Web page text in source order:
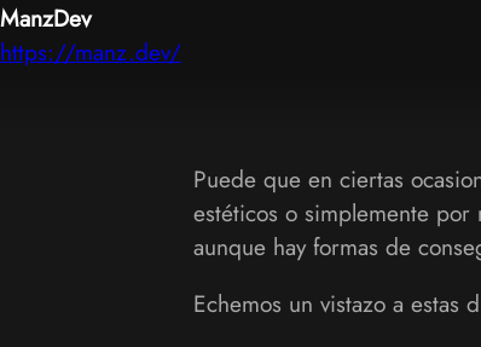
ManzDev
https://manz.dev/
Puede que en ciertas
estéticos o simplemente
aunque hay formas de
Echemos un vistazo a estas